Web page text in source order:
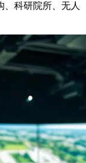
、科研院所、无人